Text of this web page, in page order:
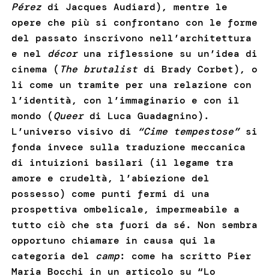
Pérezdi Jacques Audiard), mentre le
opere che più si confrontano con le forme
del passato inscrivono nell’architettura
e nel décoruna riflessione su un’idea di
cinema ( The brutalist di Brady Corbet), o
li come un tramite per una relazione con
l’identità, con l’immaginario e con il
mondo (Queerdi Luca Guadagnino).
L’universo visivo di
“Cime tempestose”si
fonda invece sulla traduzione meccanica
di intuizioni basilari (il legame tra
amore e crudeltà, l’abiezione del
possesso) come punti fermi di una
prospettiva ombelicale, impermeabile a
tutto ciò che sta fuori da sé. Non sembra
opportuno chiamare in causa qui la
categoria del
camp: come ha scritto Pier
Maria Bocchi in un articolo su “Lo